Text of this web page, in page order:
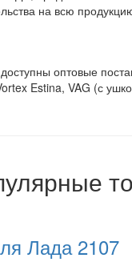
на всю
оптовые
Estina, VAG (с
Лада 2107